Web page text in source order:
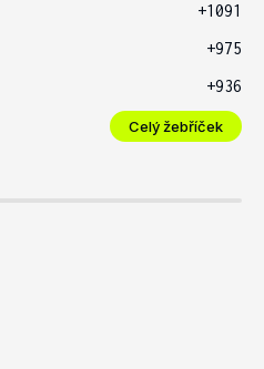
+1091
+975
+936
Celý žebříček